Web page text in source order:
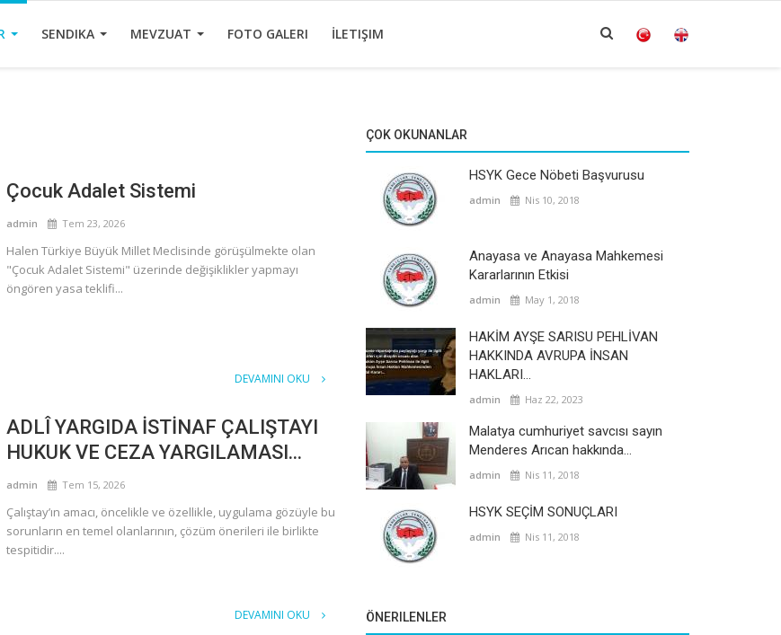
SENDIKA MEVZUAT FOTO GALERI İLETIŞIM
Çocuk Adalet Sistemi
admin Tem 23, 2026
Halen Türkiye Büyük Millet Meclisinde görüşülmekte olan
"Çocuk Adalet Sistemi" üzerinde değişiklikler yapmayı
öngören yasa teklifi...
DEVAMINI OKU
ADLÎ YARGIDA İSTİNAF ÇALIŞTAYI
HUKUK VE CEZA YARGILAMASI...
admin Tem 15, 2026
Çalıştay’ın amacı, öncelikle ve özellikle, uygulama gözüyle bu
sorunların en temel olanlarının, çözüm önerileri ile birlikte
tespitidir....
DEVAMINI OKU
ÇOK OKUNANLAR
HSYK Gece Nöbeti Başvurusu
admin Nis 10, 2018
Anayasa ve Anayasa Mahkemesi
Kararlarının Etkisi
admin May 1, 2018
HAKİM AYŞE SARISU PEHLİVAN
HAKKINDA AVRUPA İNSAN
HAKLARI...
admin Haz 22, 2023
Malatya cumhuriyet savcısı sayın
Menderes Arıcan hakkında...
admin Nis 11, 2018
HSYK SEÇİM SONUÇLARI
admin Nis 11, 2018
ÖNERILENLER